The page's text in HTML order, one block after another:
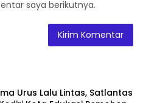
saya berikutnya.
Urus Lalu Lintas, Satlantas